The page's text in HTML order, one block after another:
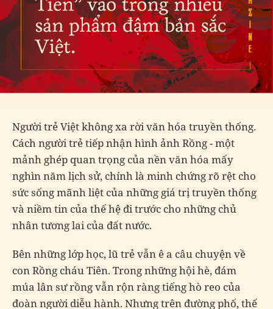
Người trẻ Việt không xa rời văn hóa truyền thống.
Cách người trẻ tiếp nhận hình ảnh Rồng - một
mảnh ghép quan trọng của nền văn hóa mấy
nghìn năm lịch sử, chính là minh chứng rõ rệt cho
sức sống mãnh liệt của những giá trị truyền thống
và niềm tin của thế hệ đi trước cho những chủ
nhân tương lai của đất nước.
Bên những lớp học, lũ trẻ vẫn ê a câu chuyện về
con Rồng cháu Tiên. Trong những hội hè, đám
múa lân sư rồng vẫn rộn ràng tiếng hò reo của
đoàn người diễu hành. Nhưng trên đường phố, thế